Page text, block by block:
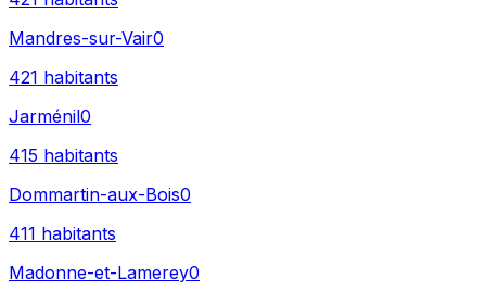
Mandres-sur-Vair0
421 habitants
Jarménil0
415 habitants
Dommartin-aux-Bois0
411 habitants
Madonne-et-Lamerey0